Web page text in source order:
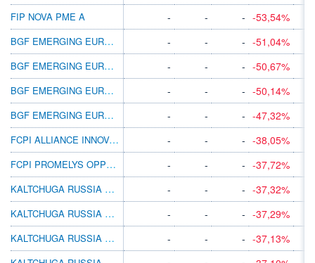
FIP NOVA PME A - - - -53,54%
BGF EMERGING EUROPE FUND A4
- - - -51,04%
BGF EMERGING EUROPE D2
- - - -50,67%
BGF EMERGING EUROPE X4
- - - -50,14%
BGF EMERGING EUROPE A2 SGD HEDGED
- - - -47,32%
FCPI ALLIANCE INNOVATION PME A
- - - -38,05%
FCPI PROMELYS OPPORTUNITÉS 2010 A
- - - -37,72%
KALTCHUGA RUSSIA EQUITIES B EUR
- - - -37,32%
KALTCHUGA RUSSIA EQUITIES A USD
- - - -37,29%
KALTCHUGA RUSSIA EQUITIES D EUR
- - - -37,13%